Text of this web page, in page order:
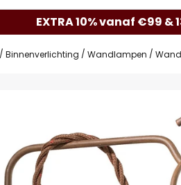
EXTRA 10% vanaf €99 &
Binnenverlichting Wandlampen